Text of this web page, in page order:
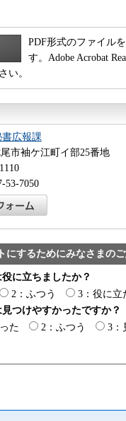
PDF形式のファイル
す。Adobe Acrobat
い。
広報課
市袖ケ江町イ部25番地
53-7050
にするためにみなさまの
に立ちましたか？
2：ふつう
3：役に立
つけやすかったですか？
た
2：ふつう 3：